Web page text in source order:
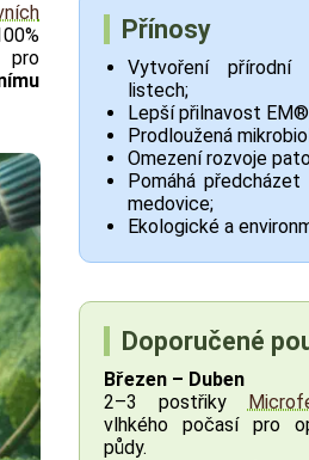
pro
Přínosy
Vytvoření
listech;
Lepší přilnavost
Prodloužená
Omezení rozvoje
Pomáhá
medovice;
Ekologické a
Doporučené
Březen – Duben
2–3 postřiky
vlhkého počasí pro
půdy.